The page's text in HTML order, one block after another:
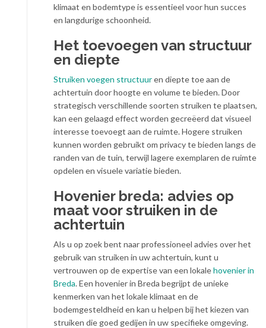
klimaat en bodemtype is essentieel voor hun succes
en langdurige schoonheid.
Het toevoegen van structuur
en diepte
Struiken voegen structuuren diepte toe aan de
achtertuin door hoogte en volume te bieden. Door
strategisch verschillende soorten struiken te plaatsen,
kan een gelaagd effect worden gecreëerd dat visueel
interesse toevoegt aan de ruimte. Hogere struiken
kunnen worden gebruikt om privacy te bieden langs de
randen van de tuin, terwijl lagere exemplaren de ruimte
opdelen en visuele variatie bieden.
Hovenier breda: advies op
maat voor struiken in de
achtertuin
Als u op zoek bent naar professioneel advies over het
gebruik van struiken in uw achtertuin, kunt u
vertrouwen op de expertise van een lokalehovenier in
Breda. Een hovenier in Breda begrijpt de unieke
kenmerken van het lokale klimaat en de
bodemgesteldheid en kan u helpen bij het kiezen van
struiken die goed gedijen in uw specifieke omgeving.